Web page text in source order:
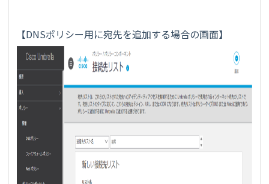
【DNSポリシー用に宛先を追加する場合の画面】